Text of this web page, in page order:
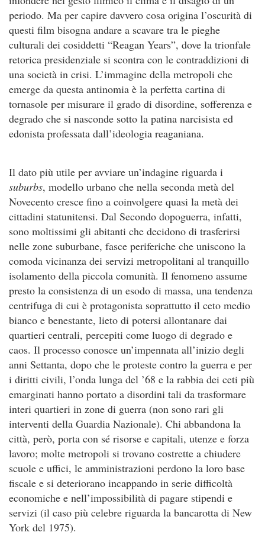
periodo. Ma per capire davvero cosa origina l’oscurità di
questi film bisogna andare a scavare tra le pieghe
culturali dei cosiddetti “Reagan Years”, dove la trionfale
retorica presidenziale si scontra con le contraddizioni di
una società in crisi. L’immagine della metropoli che
emerge da questa antinomia è la perfetta cartina di
tornasole per misurare il grado di disordine, sofferenza e
degrado che si nasconde sotto la patina narcisista ed
edonista professata dall’ideologia reaganiana.
Il dato più utile per avviare un’indagine riguarda i
suburbs, modello urbano che nella seconda metà del
Novecento cresce fino a coinvolgere quasi la metà dei
cittadini statunitensi. Dal Secondo dopoguerra, infatti,
sono moltissimi gli abitanti che decidono di trasferirsi
nelle zone suburbane, fasce periferiche che uniscono la
comoda vicinanza dei servizi metropolitani al tranquillo
isolamento della piccola comunità. Il fenomeno assume
presto la consistenza di un esodo di massa, una tendenza
centrifuga di cui è protagonista soprattutto il ceto medio
bianco e benestante, lieto di potersi allontanare dai
quartieri centrali, percepiti come luogo di degrado e
caos. Il processo conosce un’impennata all’inizio degli
anni Settanta, dopo che le proteste contro la guerra e per
i diritti civili, l’onda lunga del ’68 e la rabbia dei ceti più
emarginati hanno portato a disordini tali da trasformare
interi quartieri in zone di guerra (non sono rari gli
interventi della Guardia Nazionale). Chi abbandona la
città, però, porta con sé risorse e capitali, utenze e forza
lavoro; molte metropoli si trovano costrette a chiudere
scuole e uffici, le amministrazioni perdono la loro base
fiscale e si deteriorano incappando in serie difficoltà
economiche e nell’impossibilità di pagare stipendi e
servizi (il caso più celebre riguarda la bancarotta di New
York del 1975).